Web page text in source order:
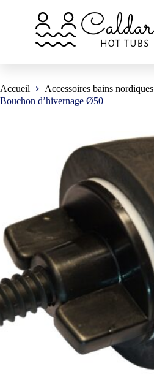
Accueil
Accessoires bains nordiques
Bouchon d’hivernage Ø50